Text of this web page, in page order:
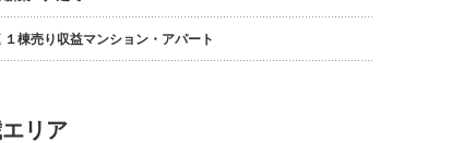
１棟売り収益マンション・アパート
リア